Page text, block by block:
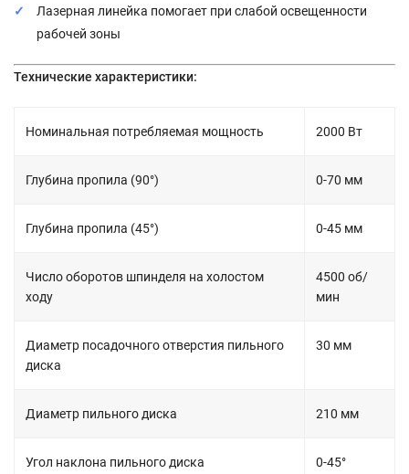
Лазерная линейка помогает при слабой освещенности
рабочей зоны
Технические характеристики:
Номинальная потребляемая мощность 2000 Вт
Глубина пропила (90°) 0-70 мм
Глубина пропила (45°) 0-45 мм
Число оборотов шпинделя на холостом
ходу
4500 об/
мин
Диаметр посадочного отверстия пильного
диска
30 мм
Диаметр пильного диска 210 мм
Угол наклона пильного диска 0-45°